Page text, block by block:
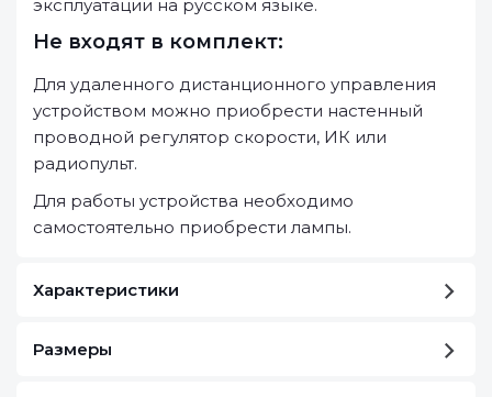
эксплуатации на русском языке.
Не входят в комплект:
Для удаленного дистанционного управления
устройством можно приобрести настенный
проводной регулятор скорости, ИК или
радиопульт.
Для работы устройства необходимо
самостоятельно приобрести лампы.
Характеристики
Размеры